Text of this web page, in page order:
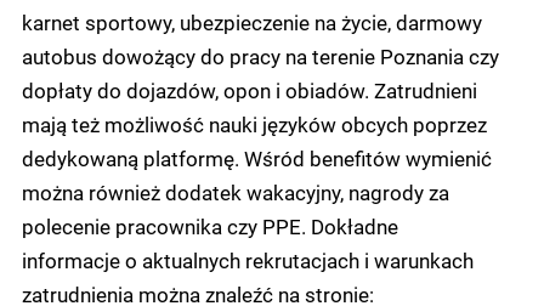
karnet sportowy, ubezpieczenie na życie, darmowy
autobus dowożący do pracy na terenie Poznania czy
dopłaty do dojazdów, opon i obiadów. Zatrudnieni
mają też możliwość nauki języków obcych poprzez
dedykowaną platformę. Wśród benefitów wymienić
można również dodatek wakacyjny, nagrody za
polecenie pracownika czy PPE. Dokładne
informacje o aktualnych rekrutacjach i warunkach
zatrudnienia można znaleźć na stronie: